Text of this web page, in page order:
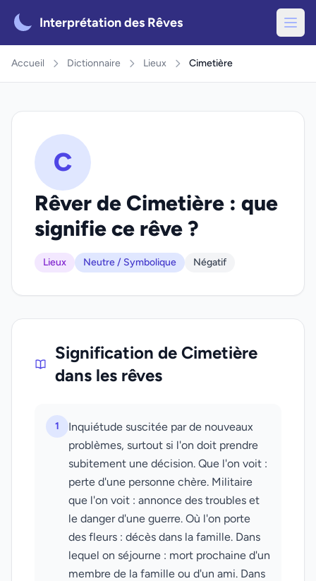
Interprétation des Rêves
Accueil Dictionnaire Lieux Cimetière
C
Rêver de Cimetière : que
signifie ce rêve ?
Lieux Neutre / Symbolique Négatif
Signification de Cimetière
dans les rêves
1
Inquiétude suscitée par de nouveaux
problèmes, surtout si l'on doit prendre
subitement une décision. Que l'on voit :
perte d'une personne chère. Militaire
que l'on voit : annonce des troubles et
le danger d'une guerre. Où l'on porte
des fleurs : décès dans la famille. Dans
lequel on séjourne : mort prochaine d'un
membre de la famille ou d'un ami. Dans